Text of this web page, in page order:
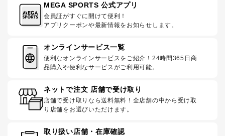
MEGA SPORTS 公式アプリ
会員証がすぐに開けて便利！
アプリクーポンや最新情報をお知らせします。
オンラインサービス一覧
便利なオンラインサービスをご紹介！24時間365日商
品購入や便利なサービスがご利用可能。
ネットで注文 店舗で受け取り
店舗で受け取りなら送料無料！全店舗の中から受け取
り店舗をお選びいただけます。
取り扱い店舗・在庫確認